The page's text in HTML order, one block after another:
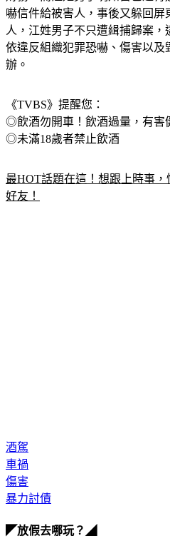
嚇信件給被害人，事後又躲回
人，江姓男子不只遭緝捕歸案
依違反組織犯罪恐嚇、傷害以
辦。
《TVBS》提醒您：
◎飲酒勿開車！飲酒過量，有害
◎未滿18歲者禁止飲酒
最HOT話題在這！想跟上時事
好友！
酒駕
車禍
傷害
暴力討債
◤放假去哪玩？◢